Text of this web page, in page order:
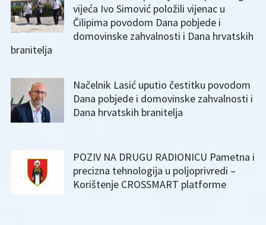
vijeća Ivo Simović položili vijenac u
Čilipima povodom Dana pobjede i
domovinske zahvalnosti i Dana hrvatskih
branitelja
Načelnik Lasić uputio čestitku povodom
Dana pobjede i domovinske zahvalnosti i
Dana hrvatskih branitelja
POZIV NA DRUGU RADIONICU Pametna i
precizna tehnologija u poljoprivredi –
Korištenje CROSSMART platforme